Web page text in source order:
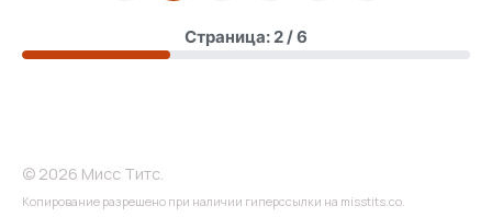
Страница: 2 / 6
© 2026 Мисс Титс.
Копирование разрешено при наличии гиперссылки на misstits.co.